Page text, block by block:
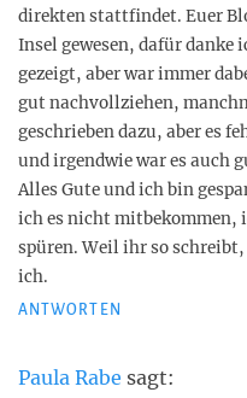
direkten stattfindet. Euer
Insel gewesen, dafür danke
gezeigt, aber war immer
gut nachvollziehen,
geschrieben dazu, aber es
und irgendwie war es auch
Alles Gute und ich bin
ich es nicht mitbekommen,
spüren. Weil ihr so
ich.
ANTWORTEN
Paula Rabe sagt: